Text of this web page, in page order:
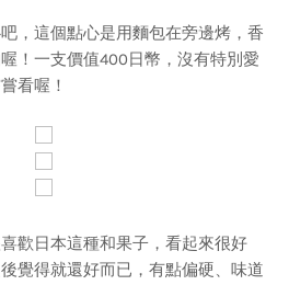
這個點心是用麵包在旁邊烤，香
！一支價值400日幣，沒有特別愛
看喔！
日本這種和果子，看起來很好
覺得就還好而已，有點偏硬、味道